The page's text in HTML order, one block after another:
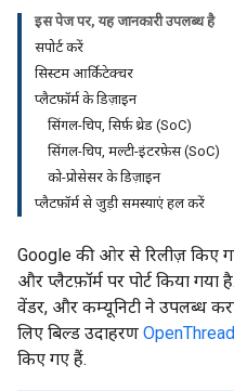
इस पेज पर, यह जानकारी उपलब्ध है
सपोर्ट करें
सिस्टम आर्किटेक्चर
प्लैटफ़ॉर्म के डिज़ाइन
सिंगल-चिप, सिर्फ़ थ्रेड (SoC)
सिंगल-चिप, मल्टी-इंटरफ़ेस (SoC)
को-प्रोसेसर के डिज़ाइन
प्लैटफ़ॉर्म से जुड़ी समस्याएं हल करें
Google की ओर से रिलीज़ किए
और प्लैटफ़ॉर्म पर पोर्ट किया गया
वेंडर, और कम्यूनिटी ने उपलब्ध
लिए बिल्ड उदाहरण
किए गए हैं.